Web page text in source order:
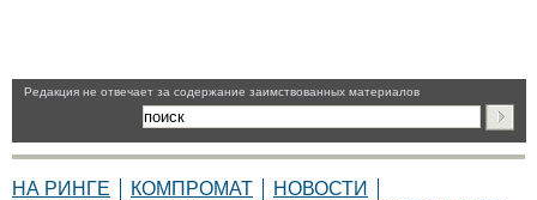
Pедакция не отвечает за содержание заимствованных материалов
НА РИНГЕ КОМПРОМАТ
НОВОСТИ